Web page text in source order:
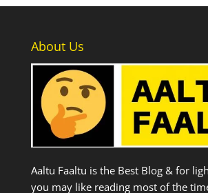
About Us
Aaltu Faaltu is the Best Blog & for
you may like reading most of the